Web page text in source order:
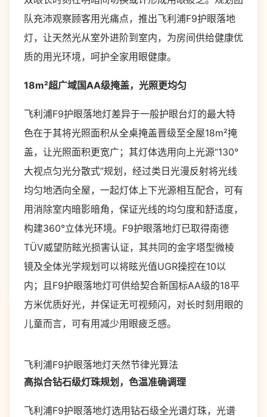
队充沛观察顾客用光痛点，推出飞利浦F9护眼落地
灯，让天然光从室外进阶到室内，为房间供给健康优
质的用光环境，呵护全家用眼健康。
18m²超广域国AA级掩盖，光照更均匀
飞利浦F9护眼落地灯差异于一般护眼台灯的最大特
色在于其将光照面积从全桌掩盖晋级至全屋18m²掩
盖，让光照面积更宽广；其灯体选用向上光源“130°
大视点匀光分散式”规划，经过类日光漫反射将光线
均匀地洒向全屋，一起灯体上下光源相互配合，可有
用消除室内暗影暗角，保证光线的均匀度和舒适度，
构建360°立体光环境。F9护眼落地灯已取得南德
TÜV威望防眩光损害认证，其共同的金字塔型微棱
镜及全体光学规划可以将眩光值UGR操控在10以
内；且F9护眼落地灯可供给契合新国标AA级的18平
方米优质好光，并保证无可视频闪，对长时刻用眼的
儿童而言，可有用减少用眼疲乏感。
飞利浦F9护眼落地灯天然节律光算法
高拟合钻石级灯珠规划，色温准确调理
飞利浦F9护眼落地灯选用钻石级全光谱灯珠，光谱